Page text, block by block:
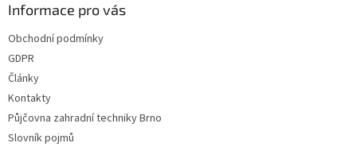
Informace pro vás
Obchodní podmínky
GDPR
Články
Kontakty
Půjčovna zahradní techniky Brno
Slovník pojmů